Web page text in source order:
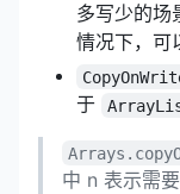
多写少的场
情况下，可
于
中 n 表示需